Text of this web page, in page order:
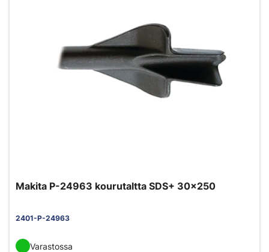
Makita P-24963 kourutaltta SDS+ 30x250
2401-P-24963
Varastossa